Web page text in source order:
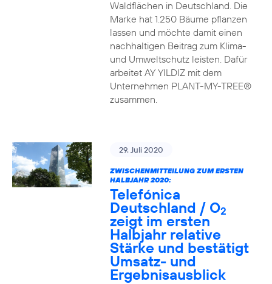
Waldflächen in Deutschland. Die
Marke hat 1.250 Bäume pflanzen
lassen und möchte damit einen
nachhaltigen Beitrag zum Klima-
und Umweltschutz leisten. Dafür
arbeitet AY YILDIZ mit dem
Unternehmen PLANT-MY-TREE®
zusammen.
29. Juli 2020
ZWISCHENMITTEILUNG ZUM ERSTEN
HALBJAHR 2020:
Telefónica
Deutschland / O2
zeigt im ersten
Halbjahr relative
Stärke und bestätigt
Umsatz- und
Ergebnisausblick